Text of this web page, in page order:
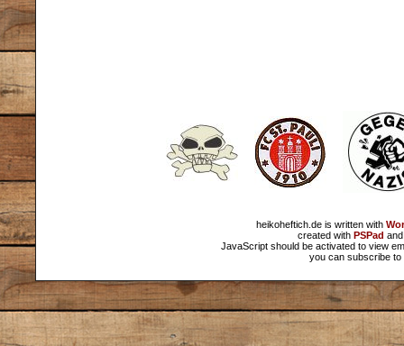
heikoheftich.de is written with
created with PSPad
JavaScript should be activated to view
you can subscribe